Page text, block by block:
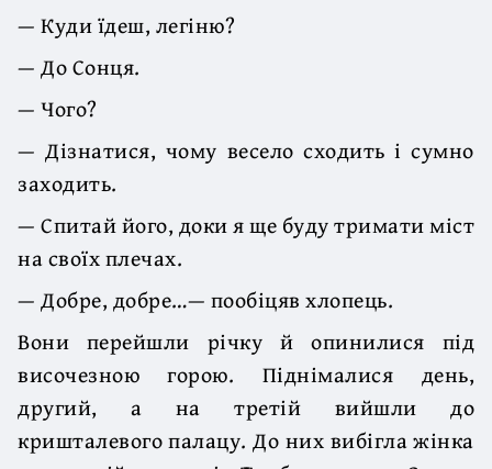
— Куди їдеш, легіню?
— До Сонця.
— Чого?
— Дізнатися, чому весело сходить і сумно
заходить.
— Спитай його, доки я ще буду тримати міст
на своїх плечах.
— Добре, добре…— пообіцяв хлопець.
Вони перейшли річку й опинилися під
височезною горою. Піднімалися день,
другий, а на третій вийшли до
кришталевого палацу. До них вибігла жінка